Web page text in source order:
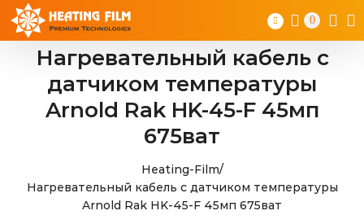
Skip
content
0
Нагревательный кабель с
датчиком температуры
Arnold Rak HK-45-F 45мп
675ват
Heating-Film/
Нагревательный кабель с датчиком температуры
Arnold Rak HK-45-F 45мп 675ват